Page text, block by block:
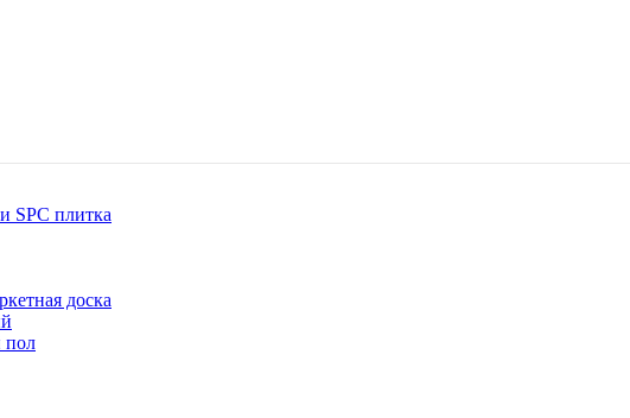
SPC плитка
доска
пол